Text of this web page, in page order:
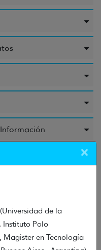
×
de la
Instituto Polo
Magister en Tecnología